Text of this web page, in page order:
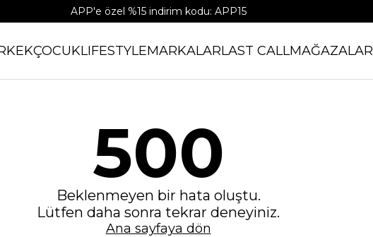
APP'e özel %15 indirim kodu: APP15
ÇOCUKLIFESTYLEMARKALARLAST CALLMAĞAZALAR
500
Beklenmeyen bir hata oluştu.
Lütfen daha sonra tekrar deneyiniz.
Ana sayfaya dön